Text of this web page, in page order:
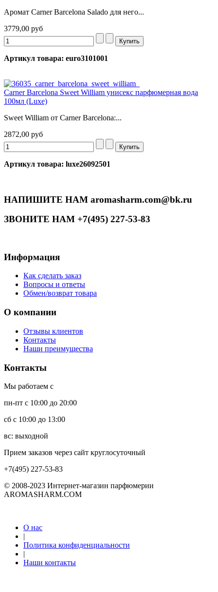
Аромат Carner Barcelona Salado для него...
3779,00 руб
Артикул товара: euro3101001
Carner Barcelona Sweet William унисекс парфюмерная вода
100мл (Luxe)
Sweet William от Carner Barcelona:...
2872,00 руб
Артикул товара: luxe26092501
НАПИШИТЕ НАМ aromasharm.com@bk.ru
ЗВОНИТЕ НАМ +7(495) 227-53-83
Информация
Как сделать заказ
Вопросы и ответы
Обмен/возврат товара
О компании
Отзывы клиентов
Контакты
Наши преимущества
Контакты
Мы работаем с
пн-пт с 10:00 до 20:00
сб с 10:00 до 13:00
вс: выходной
Прием заказов через сайт круглосуточный
+7(495) 227-53-83
© 2008-2023 Интернет-магазин парфюмерии
AROMASHARM.COM
О нас
|
Политика конфиденциальности
|
Наши контакты